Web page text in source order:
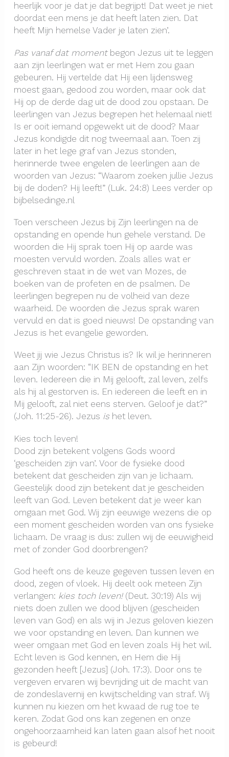
heerlijk voor je dat je dat begrijpt! Dat weet je niet
doordat een mens je dat heeft laten zien. Dat
heeft Mijn hemelse Vader je laten zien’.
Pas vanaf dat momentbegon Jezus uit te leggen
aan zijn leerlingen wat er met Hem zou gaan
gebeuren. Hij vertelde dat Hij een lijdensweg
moest gaan, gedood zou worden, maar ook dat
Hij op de derde dag uit de dood zou opstaan. De
leerlingen van Jezus begrepen het helemaal niet!
Is er ooit iemand opgewekt uit de dood? Maar
Jezus kondigde dit nog tweemaal aan. Toen zij
later in het lege graf van Jezus stonden,
herinnerde twee engelen de leerlingen aan de
woorden van Jezus: “Waarom zoeken jullie Jezus
bij de doden? Hij leeft!” (Luk. 24:8) Lees verder op
bijbelsedinge.nl
Toen verscheen Jezus bij Zijn leerlingen na de
opstanding en opende hun gehele verstand. De
woorden die Hij sprak toen Hij op aarde was
moesten vervuld worden. Zoals alles wat er
geschreven staat in de wet van Mozes, de
boeken van de profeten en de psalmen. De
leerlingen begrepen nu de volheid van deze
waarheid. De woorden die Jezus sprak waren
vervuld en dat is goed nieuws! De opstanding van
Jezus is het evangelie geworden.
Weet jij wie Jezus Christus is? Ik wil je herinneren
aan Zijn woorden: “IK BEN de opstanding en het
leven. Iedereen die in Mij gelooft, zal leven, zelfs
als hij al gestorven is. En iedereen die leeft en in
Mij gelooft, zal niet eens sterven. Geloof je dat?”
(Joh. 11:25-26). Jezus ishet leven.
Kies toch leven!
Dood zijn betekent volgens Gods woord
‘gescheiden zijn van’. Voor de fysieke dood
betekent dat gescheiden zijn van je lichaam.
Geestelijk dood zijn betekent dat je gescheiden
leeft van God. Leven betekent dat je weer kan
omgaan met God. Wij zijn eeuwige wezens die op
een moment gescheiden worden van ons fysieke
lichaam. De vraag is dus: zullen wij de eeuwigheid
met of zonder God doorbrengen?
God heeft ons de keuze gegeven tussen leven en
dood, zegen of vloek. Hij deelt ook meteen Zijn
verlangen: kies toch leven!(Deut. 30:19) Als wij
niets doen zullen we dood blijven (gescheiden
leven van God) en als wij in Jezus geloven kiezen
we voor opstanding en leven. Dan kunnen we
weer omgaan met God en leven zoals Hij het wil.
Echt leven is God kennen, en Hem die Hij
gezonden heeft [Jezus] (Joh. 17:3). Door ons te
vergeven ervaren wij bevrijding uit de macht van
de zondeslavernij en kwijtschelding van straf. Wij
kunnen nu kiezen om het kwaad de rug toe te
keren. Zodat God ons kan zegenen en onze
ongehoorzaamheid kan laten gaan alsof het nooit
is gebeurd!